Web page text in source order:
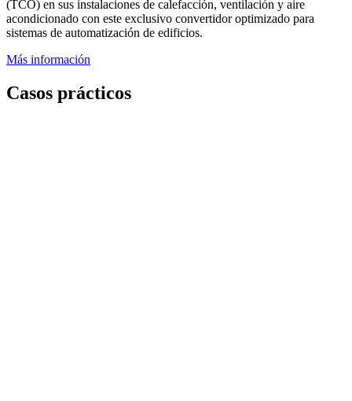
(TCO) en sus instalaciones de calefacción, ventilación y aire
acondicionado con este exclusivo convertidor optimizado para
sistemas de automatización de edificios.
Más información
Casos prácticos